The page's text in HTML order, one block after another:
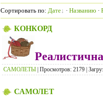
Сортировать по: Дате · Названию ·
КОНКОРД
САМОЛЕТЫ | Просмотров: 2179 |
САМОЛЕТ